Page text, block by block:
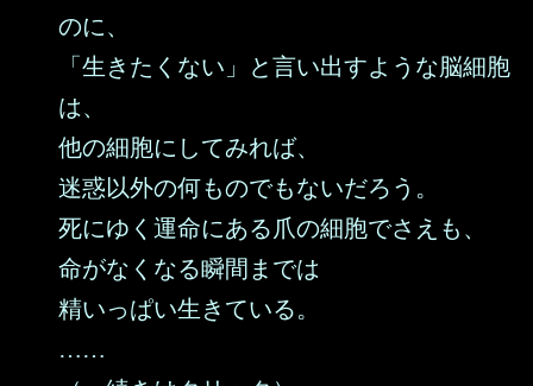
のに、
「生きたくない」と言い出すような脳細胞
は、
他の細胞にしてみれば、
迷惑以外の何ものでもないだろう。
死にゆく運命にある爪の細胞でさえも、
命がなくなる瞬間までは
精いっぱい生きている。
……